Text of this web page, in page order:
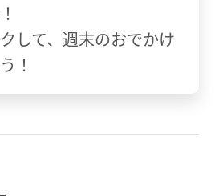
して、週末のおでかけ
！